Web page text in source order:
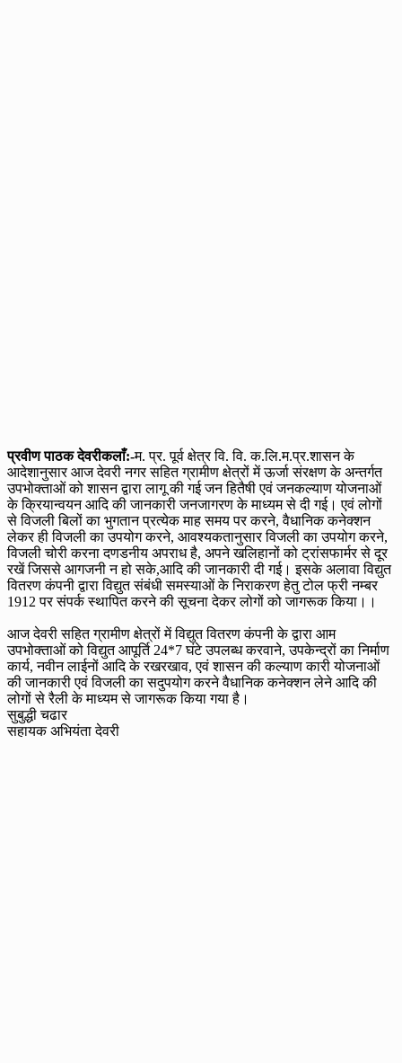
प्रवीण पाठक देवरीकलाँ:-म. प्र. पूर्व क्षेत्र वि. वि. क.लि.म.प्र.शासन के
आदेशानुसार आज देवरी नगर सहित ग्रामीण क्षेत्रों में ऊर्जा संरक्षण के अन्तर्गत
उपभोक्ताओं को शासन द्वारा लागू की गई जन हितैषी एवं जनकल्याण योजनाओं
के क्रियान्वयन आदि की जानकारी जनजागरण के माध्यम से दी गई। एवं लोगों
से विजली बिलों का भुगतान प्रत्येक माह समय पर करने, वैधानिक कनेक्शन
लेकर ही विजली का उपयोग करने, आवश्यकतानुसार विजली का उपयोग करने,
विजली चोरी करना दणडनीय अपराध है, अपने खलिहानों को ट्रांसफार्मर से दूर
रखें जिससे आगजनी न हो सके,आदि की जानकारी दी गई। इसके अलावा विद्युत
वितरण कंपनी द्वारा विद्युत संबंधी समस्याओं के निराकरण हेतु टोल फ्री नम्बर
1912 पर संपर्क स्थापित करने की सूचना देकर लोगों को जागरूक किया।।
आज देवरी सहित ग्रामीण क्षेत्रों में विद्युत वितरण कंपनी के द्वारा आम
उपभोक्ताओं को विद्युत आपूर्ति 24*7 घंटे उपलब्ध करवाने, उपकेन्द्रों का निर्माण
कार्य, नवीन लाईनों आदि के रखरखाव, एवं शासन की कल्याण कारी योजनाओं
की जानकारी एवं विजली का सदुपयोग करने वैधानिक कनेक्शन लेने आदि की
लोगों से रैली के माध्यम से जागरूक किया गया है।
सुबुद्धी चढार
सहायक अभियंता देवरी